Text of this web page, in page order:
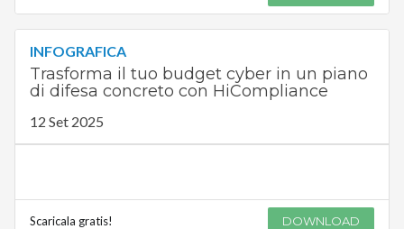
INFOGRAFICA
Trasforma il tuo budget cyber in un piano
di difesa concreto con HiCompliance
12 Set 2025
Scaricala gratis! DOWNLOAD